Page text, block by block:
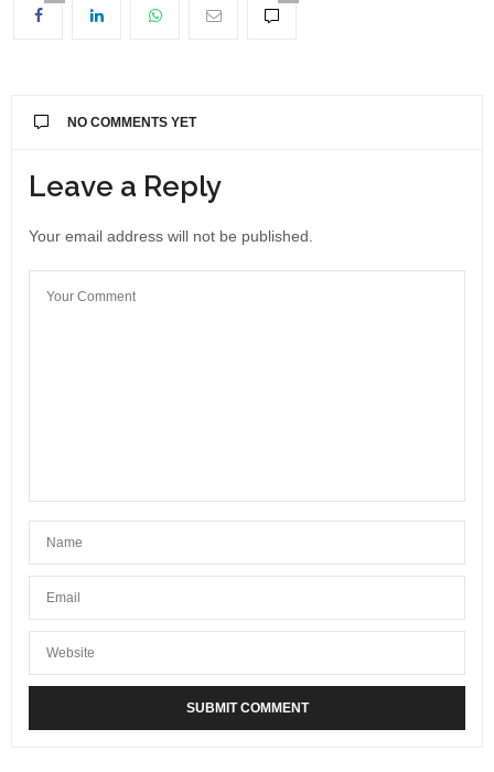
NO COMMENTS YET
Leave a Reply
Your email address will not be published.